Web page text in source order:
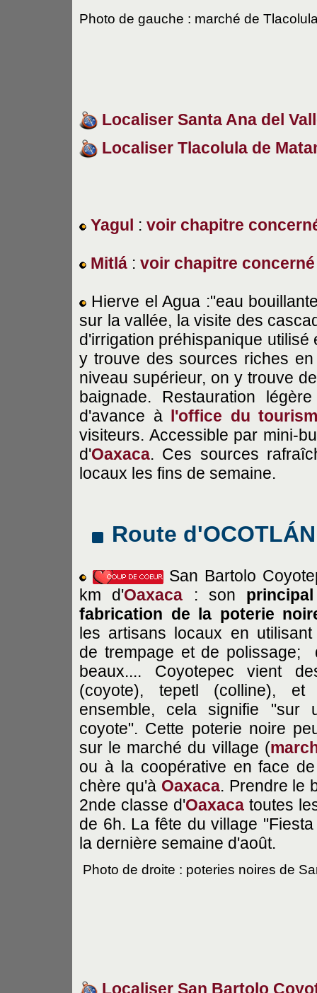
Photo de gauche : marché de
Localiser Santa Ana del
Localiser Tlacolula de
Yagul : voir chapitre
Mitlá : voir chapitre concerné
Hierve el Agua :"eau
sur la vallée, la visite des
d'irrigation préhispanique
y trouve des sources riches
niveau supérieur, on y trouve
baignade. Restauration
d'avance à
l'office du
visiteurs. Accessible par mini-
d'Oaxaca. Ces sources
locaux les fins de semaine.
Route d'OCOTLÁN
San Bartolo
km d'Oaxaca : son
fabrication de la poterie
les artisans locaux en
de trempage et de polissage;
beaux.... Coyotepec vient
(coyote), tepetl (colline),
ensemble, cela signifie "sur
coyote". Cette poterie noire
sur le marché du village (
ou à la coopérative en face
chère qu'à Oaxaca. Prendre le
2nde classe d'Oaxacatoutes
de 6h. La fête du village
la dernière semaine d'août.
Photo de droite : poteries noires de
Localiser San Bartolo